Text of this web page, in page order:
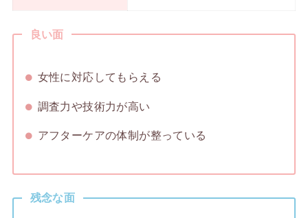
良い面
女性に対応してもらえる
調査力や技術力が高い
アフターケアの体制が整っている
残念な面